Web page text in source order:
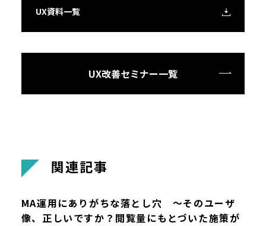
UX資料一覧
UX改善セミナー一覧
関連記事
MA運用にありがちな落とし穴 ～そのユーザ
像、正しいですか？閲覧量にもとづいた施策が